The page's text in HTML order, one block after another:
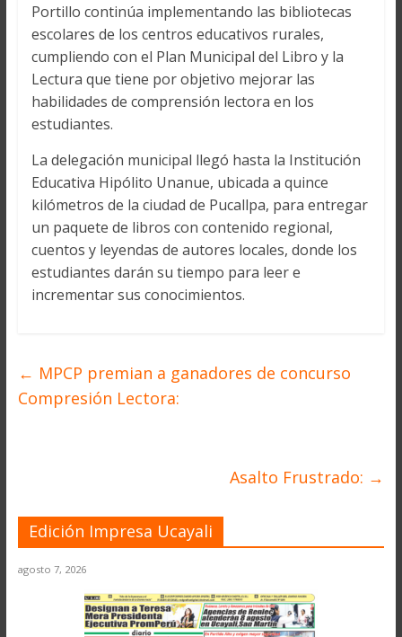
Portillo continúa implementando las bibliotecas
escolares de los centros educativos rurales,
cumpliendo con el Plan Municipal del Libro y la
Lectura que tiene por objetivo mejorar las
habilidades de comprensión lectora en los
estudiantes.
La delegación municipal llegó hasta la Institución
Educativa Hipólito Unanue, ubicada a quince
kilómetros de la ciudad de Pucallpa, para entregar
un paquete de libros con contenido regional,
cuentos y leyendas de autores locales, donde los
estudiantes darán su tiempo para leer e
incrementar sus conocimientos.
← MPCP premian a ganadores de concurso
Compresión Lectora:
Asalto Frustrado: →
Edición Impresa Ucayali
agosto 7, 2026